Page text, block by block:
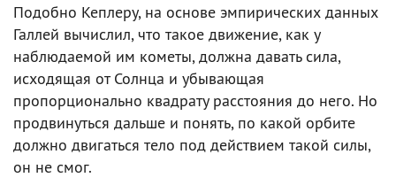
Подобно Кеплеру, на основе эмпирических данных
Галлей вычислил, что такое движение, как у
наблюдаемой им кометы, должна давать сила,
исходящая от Солнца и убывающая
пропорционально квадрату расстояния до него. Но
продвинуться дальше и понять, по какой орбите
должно двигаться тело под действием такой силы,
он не смог.